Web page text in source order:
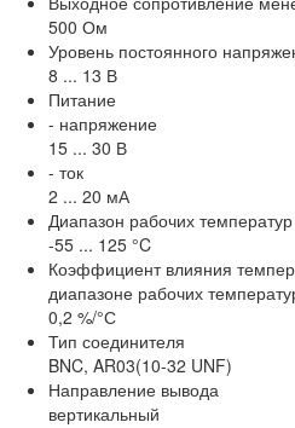
500 Ом
Уровень постоянного
8 ... 13 В
Питание
- напряжение
15 ... 30 В
- ток
2 ... 20 мА
Диапазон рабочих температур
-55 ... 125 °C
Коэффициент влияния
диапазоне рабочих
0,2 %/°С
Тип соединителя
BNC, AR03(10-32 UNF)
Направление вывода
вертикальный